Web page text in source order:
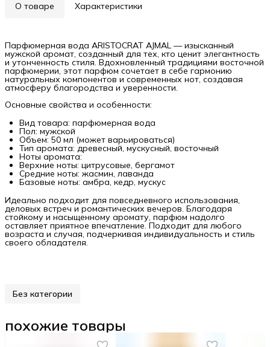
О товаре Характеристики
Парфюмерная вода ARISTOCRAT AJMAL — изысканный
мужской аромат, созданный для тех, кто ценит элегантность
и утонченность стиля. Вдохновленный традициями восточной
парфюмерии, этот парфюм сочетает в себе гармонию
натуральных компонентов и современных нот, создавая
атмосферу благородства и уверенности.
Основные свойства и особенности:
Вид товара: парфюмерная вода
Пол: мужской
Объем: 50 мл (может варьироваться)
Тип аромата: древесный, мускусный, восточный
Ноты аромата:
Верхние ноты: цитрусовые, бергамот
Средние ноты: жасмин, лаванда
Базовые ноты: амбра, кедр, мускус
Идеально подходит для повседневного использования,
деловых встреч и романтических вечеров. Благодаря
стойкому и насыщенному аромату, парфюм надолго
оставляет приятное впечатление. Подходит для любого
возраста и случая, подчеркивая индивидуальность и стиль
своего обладателя.
Без категории
похожие товары